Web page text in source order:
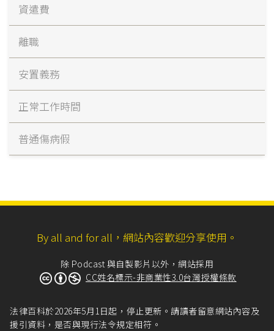
資遣費
離職
安置義務
正常工作時間
普通傷病假
By all and for all，網站內容歡迎分享使用。
除 Podcast 與自製影片以外，網站採用
CC姓名標示-非商業性3.0台灣授權條款
法律百科於2026年5月1日起，停止更新。請讀者留意網站內容及
援引資料，是否與現行法令規定相符。